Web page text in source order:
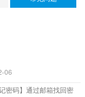
06
密码】通过邮箱找回密